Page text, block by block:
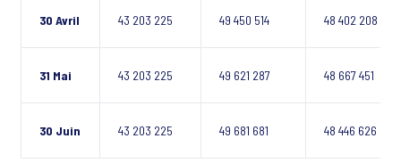
30 Avril 43 203 225 49 450 514 48 402 208
31 Mai 43 203 225 49 621 287 48 667 451
30 Juin 43 203 225 49 681 681 48 446 626